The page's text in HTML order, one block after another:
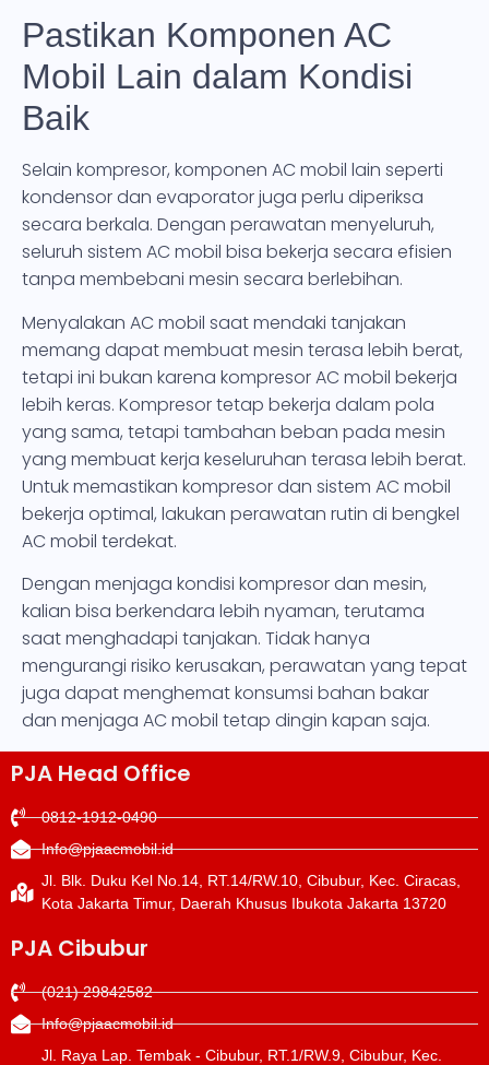
Pastikan Komponen AC
Mobil Lain dalam Kondisi
Baik
Selain kompresor, komponen AC mobil lain seperti
kondensor dan evaporator juga perlu diperiksa
secara berkala. Dengan perawatan menyeluruh,
seluruh sistem AC mobil bisa bekerja secara efisien
tanpa membebani mesin secara berlebihan.
Menyalakan AC mobil saat mendaki tanjakan
memang dapat membuat mesin terasa lebih berat,
tetapi ini bukan karena kompresor AC mobil bekerja
lebih keras. Kompresor tetap bekerja dalam pola
yang sama, tetapi tambahan beban pada mesin
yang membuat kerja keseluruhan terasa lebih berat.
Untuk memastikan kompresor dan sistem AC mobil
bekerja optimal, lakukan perawatan rutin di bengkel
AC mobil terdekat.
Dengan menjaga kondisi kompresor dan mesin,
kalian bisa berkendara lebih nyaman, terutama
saat menghadapi tanjakan. Tidak hanya
mengurangi risiko kerusakan, perawatan yang tepat
juga dapat menghemat konsumsi bahan bakar
dan menjaga AC mobil tetap dingin kapan saja.
PJA Head Office
0812-1912-0490
Info@pjaacmobil.id
Jl. Blk. Duku Kel No.14, RT.14/RW.10, Cibubur, Kec. Ciracas,
Kota Jakarta Timur, Daerah Khusus Ibukota Jakarta 13720
PJA Cibubur
(021) 29842582
Info@pjaacmobil.id
Jl. Raya Lap. Tembak - Cibubur, RT.1/RW.9, Cibubur, Kec.